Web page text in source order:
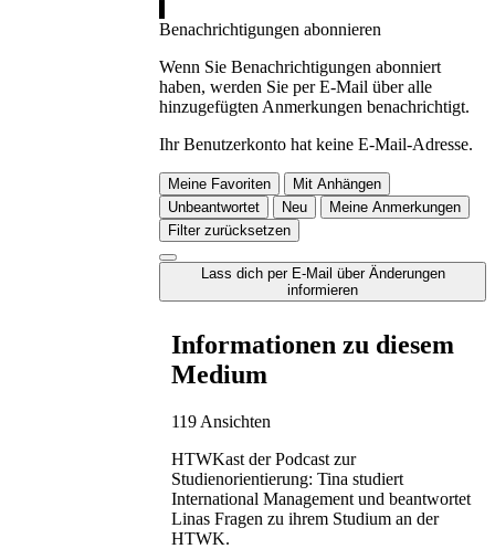
Benachrichtigungen abonnieren
Wenn Sie Benachrichtigungen abonniert
haben, werden Sie per E-Mail über alle
hinzugefügten Anmerkungen benachrichtigt.
Ihr Benutzerkonto hat keine E-Mail-Adresse.
Meine Favoriten
Mit Anhängen
Unbeantwortet
Neu
Meine Anmerkungen
Filter zurücksetzen
Lass dich per E-Mail über Änderungen
informieren
Informationen zu diesem
Medium
119 Ansichten
HTWKast der Podcast zur
Studienorientierung: Tina studiert
International Management und beantwortet
Linas Fragen zu ihrem Studium an der
HTWK.